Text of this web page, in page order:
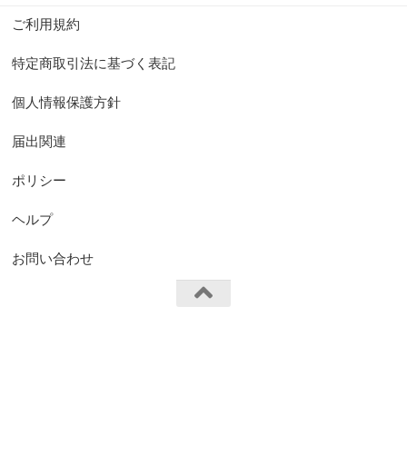
ご利用規約
特定商取引法に基づく表記
個人情報保護方針
届出関連
ポリシー
ヘルプ
お問い合わせ